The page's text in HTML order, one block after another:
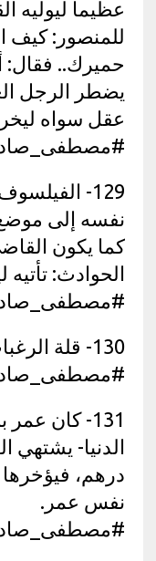
عظيما ليوليه
للمنصور: كيف
حميرك.. فقال:
يضطر الرجل
عقل سواه
129-
نفسه إلى
كما يكون
الحوادث: تأتيه
130- قلة الرغبات هي قلة هموم.
131- كان
الدنيا- يشتهي
درهم،
نفس عمر.